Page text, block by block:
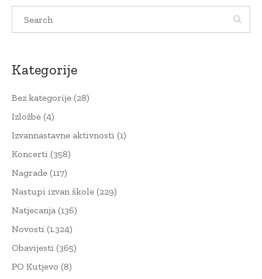
Kategorije
Bez kategorije (28)
Izložbe (4)
Izvannastavne aktivnosti (1)
Koncerti (358)
Nagrade (117)
Nastupi izvan škole (229)
Natjecanja (136)
Novosti (1.324)
Obavijesti (365)
PO Kutjevo (8)